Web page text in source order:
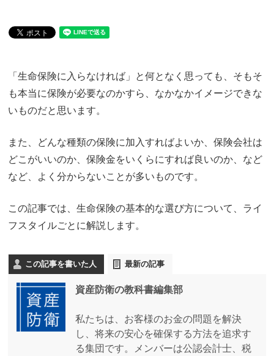
「生命保険に入らなければ」と何となく思っても、そもそ
も本当に保険が必要なのかすら、なかなかイメージできな
いものだと思います。
また、どんな種類の保険に加入すればよいか、保険会社は
どこがいいのか、保険金をいくらにすれば良いのか、など
など、よく分からないことが多いものです。
この記事では、生命保険の基本的な選び方について、ライ
フスタイルごとに解説します。
この記事を書いた人 最新の記事
資産防衛の教科書編集部
私たちは、お客様のお金の問題を解決
し、将来の安心を確保する方法を追求す
る集団です。メンバーは公認会計士、税